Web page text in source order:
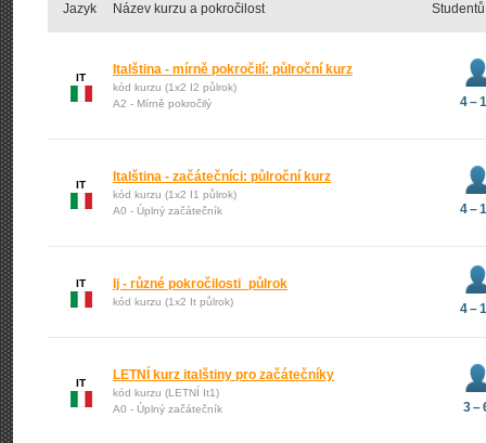
Jazyk Název kurzu a pokročilost Studentů
IT
Italština - mírně pokročilí: půlroční kurz
kód kurzu (1x2 I2 půlrok)
A2 - Mírně pokročilý
4 –
IT
Italština - začátečníci: půlroční kurz
kód kurzu (1x2 I1 půlrok)
A0 - Úplný začátečník
4 –
IT Ij - různé pokročilosti_půlrok
kód kurzu (1x2 It půlrok) 4 –
IT
LETNÍ kurz italštiny pro začátečníky
kód kurzu (LETNÍ It1)
A0 - Úplný začátečník
3 –